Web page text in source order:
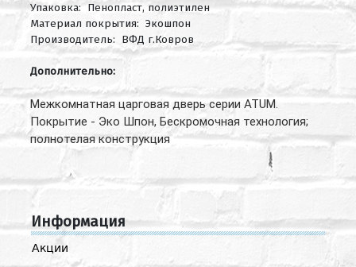
Упаковка: Пенопласт, полиэтилен
Материал покрытия: Экошпон
Производитель: ВФД г.Ковров
Дополнительно:
Межкомнатная царговая дверь серии ATUM.
Покрытие - Эко Шпон, Бескромочная технология;
полнотелая конструкция
Информация
Акции